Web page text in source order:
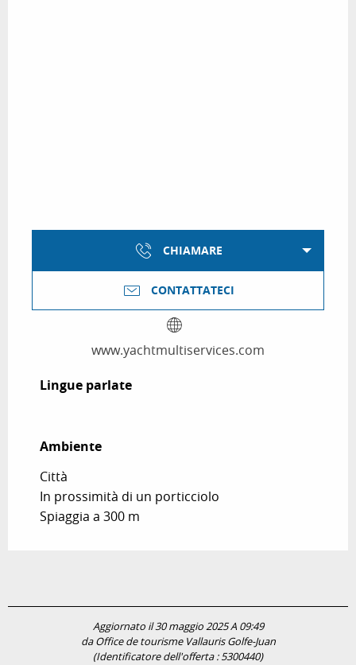
CHIAMARE
CONTATTATECI
www.yachtmultiservices.com
Lingue parlate
Lingue parlate
Ambiente
Ambiente
Città
In prossimità di un porticciolo
Spiaggia a 300 m
Aggiornato il 30 maggio 2025 A 09:49
da Office de tourisme Vallauris Golfe-Juan
(Identificatore dell'offerta :5300440)